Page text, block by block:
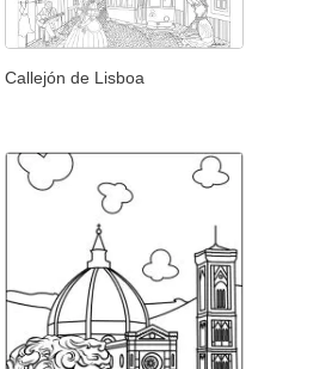
Callejón de Lisboa